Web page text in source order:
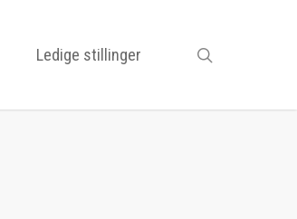
Ledige stillinger